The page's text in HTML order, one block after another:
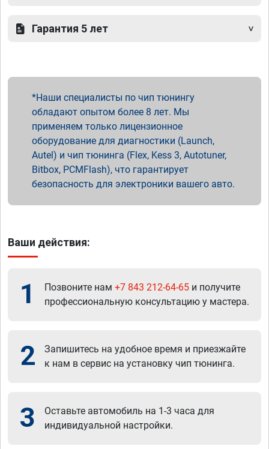
Гарантия 5 лет
Наши специалисты по чип тюнингу
обладают опытом более 8 лет. Мы
применяем только лицензионное
оборудование для диагностики (Launch,
Autel) и чип тюнинга (Flex, Kess 3, Autotuner,
Bitbox, PCMFlash), что гарантирует
безопасность для электроники вашего авто.
Ваши действия:
1 Позвоните нам +7 843 212-64-65 и получите
профессиональную консультацию у мастера.
2
Запишитесь на удобное время и приезжайте
к нам в сервис на установку чип тюнинга.
3
Оставьте автомобиль на 1-3 часа для
индивидуальной настройки.